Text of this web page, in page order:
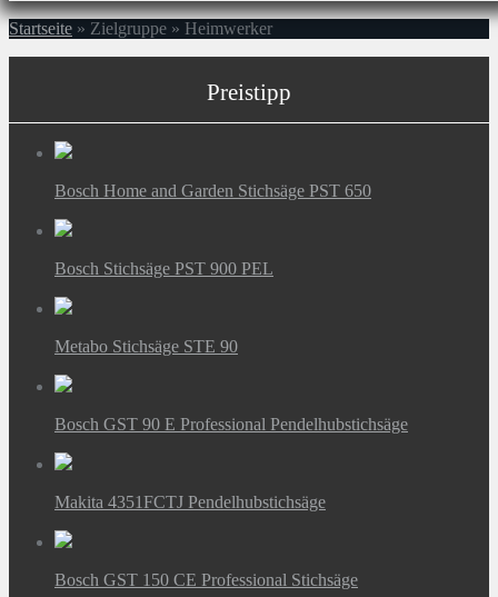
Startseite » Zielgruppe » Heimwerker
Preistipp
Bosch Home and Garden Stichsäge PST 650
Bosch Stichsäge PST 900 PEL
Metabo Stichsäge STE 90
Bosch GST 90 E Professional Pendelhubstichsäge
Makita 4351FCTJ Pendelhubstichsäge
Bosch GST 150 CE Professional Stichsäge